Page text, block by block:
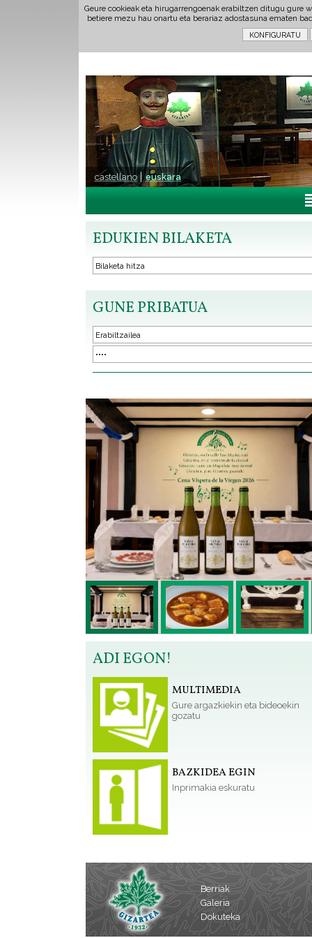
Geure cookieak eta hirugarrengoenak erabiltzen ditugu gure
betiere mezu hau onartu eta berariaz adostasuna ematen
castellano euskara
EDUKIEN BILAKETA
GUNE PRIBATUA
ADI EGON!
MULTIMEDIA
Gure argazkiekin eta bideoekin
gozatu
BAZKIDEA EGIN
Inprimakia eskuratu
Berriak
Galeria
Dokuteka